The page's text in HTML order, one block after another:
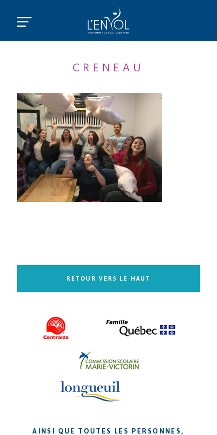
CRENEAU
RETOUR VERS LE HAUT
AINSI QUE TOUTES LES PERSONNES,